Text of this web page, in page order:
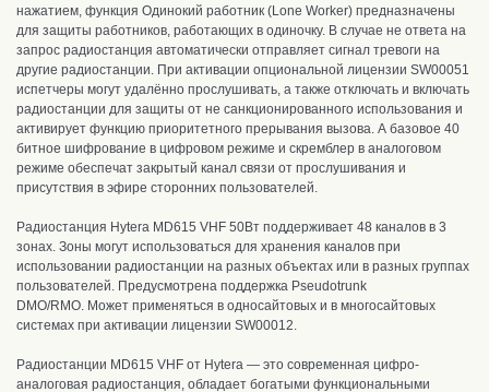
нажатием, функция Одинокий работник (Lone Worker) предназначены
для защиты работников, работающих в одиночку. В случае не ответа на
запрос радиостанция автоматически отправляет сигнал тревоги на
другие радиостанции. При активации опциональной лицензии SW00051
испетчеры могут удалённо прослушивать, а также отключать и включать
радиостанции для защиты от не санкционированного использования и
активирует функцию приоритетного прерывания вызова. А базовое 40
битное шифрование в цифровом режиме и скремблер в аналоговом
режиме обеспечат закрытый канал связи от прослушивания и
присутствия в эфире сторонних пользователей.
Радиостанция Hytera MD615 VHF 50Вт поддерживает 48 каналов в 3
зонах. Зоны могут использоваться для хранения каналов при
использовании радиостанции на разных объектах или в разных группах
пользователей. Предусмотрена поддержка Pseudotrunk
DMO/RMO. Может применяться в односайтовых и в многосайтовых
системах при активации лицензии SW00012.
Радиостанции MD615 VHF от Hytera — это современная цифро-
аналоговая радиостанция, обладает богатыми функциональными